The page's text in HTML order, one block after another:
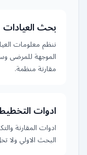
بحث العيادات
ننظم معلومات
الموجهة للمرضى
مقارنة منظمة.
ادوات
ادوات المقارنة
البحث الاولي ولا